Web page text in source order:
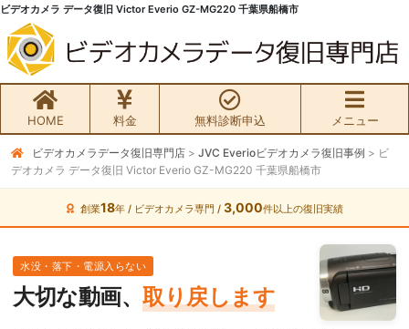
ビデオカメラ データ復旧 Victor Everio GZ-MG220 千葉県船橋市
HOME 料金 無料診断申込 メニュー
無料初期診断お申込み
ビデオカメラ データ復旧HOME
料金・メニュー
サービスの流れ
ビデオカメラデータ復旧専門店 > JVC Everioビデオカメラ復旧事例 > ビ
デオカメラ データ復旧 Victor Everio GZ-MG220 千葉県船橋市
創業18年 / ビデオカメラ専門 / 3,000件以上の復旧実績
水没・落下・電源入らない
大切な動画、 取り戻します